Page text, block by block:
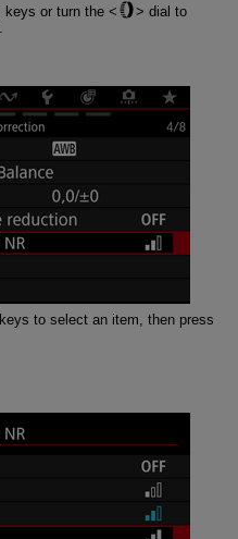
keys or turn the
dial to
keys to select an item, then press